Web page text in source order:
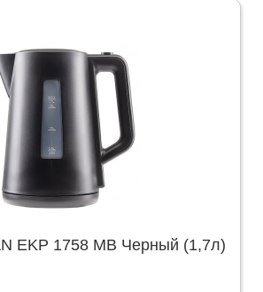
EKP 1758 MB Черный (1,7л)